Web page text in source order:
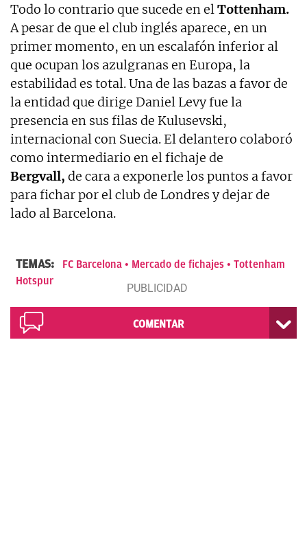
Todo lo contrario que sucede en elTottenham.
A pesar de que el club inglés aparece, en un
primer momento, en un escalafón inferior al
que ocupan los azulgranas en Europa, la
estabilidad es total. Una de las bazas a favor de
la entidad que dirige Daniel Levy fue la
presencia en sus filas de Kulusevski,
internacional con Suecia. El delantero colaboró
como intermediario en el fichaje de
Bergvall, de cara a exponerle los puntos a favor
para fichar por el club de Londres y dejar de
lado al Barcelona.
TEMAS: FC Barcelona Mercado de fichajes
Tottenham
Hotspur
COMENTAR